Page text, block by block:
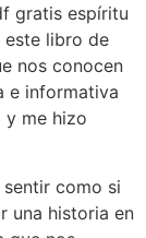
gratis espíritu
este libro de
nos conocen
e informativa
y me hizo
como si
una historia en